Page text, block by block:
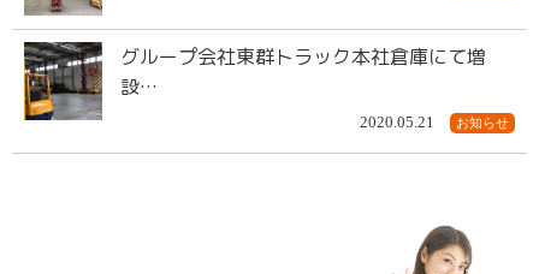
グループ会社東群トラック本社倉庫にて増
設…
2020.05.21 お知らせ